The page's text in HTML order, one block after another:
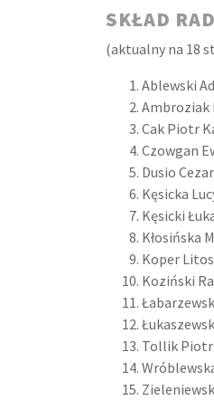
SKŁAD
(aktualny na 18
Ablewski
Ambroziak
Cak Piotr
Czowgan
Dusio
Kęsicka
Kęsicki
Kłosińska
Koper
Koziński
Tollik Piotr